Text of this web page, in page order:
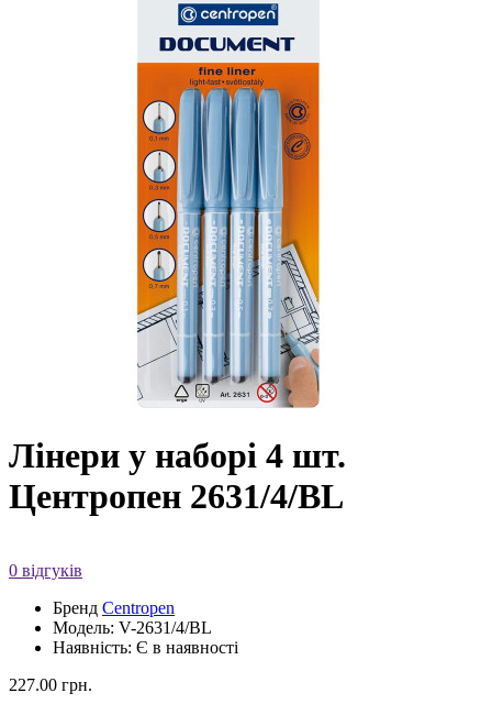
Лінери у наборі 4 шт.
Центропен 2631/4/BL
0 відгуків
Бренд Centropen
Модель: V-2631/4/BL
Наявність: Є в наявності
227.00 грн.